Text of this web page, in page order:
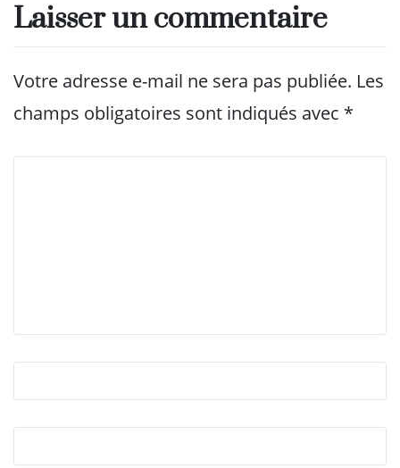
Laisser un commentaire
Votre adresse e-mail ne sera pas publiée. Les
champs obligatoires sont indiqués avec *